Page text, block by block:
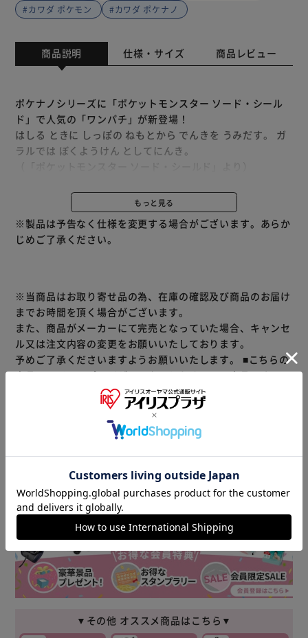
#カワダ ポケモン
#カワダ ポケナノ
商品説明 仕様・サイズ 商品レビュー
ポケナノシリーズに「ポケットモンスター ソード・シール
ド」で人気の「ワンパチ」が新登場！
はしる ときに しっぽの ねもとから でんきを うみだす。 ガ
ラルでは ぼくようけん としてにんき。
ナノブロック未経験者でも簡単に組み立てることができま
もっと見る
※製品は予告なく仕様を変更する場合がございます。あらか
じめご了承ください。
※当商品はお取り寄せ品の為、在庫の確認及び商品のお届け
までお時間を頂く場合がございます。
また、商品がメーカーにて完売となっていた場合、キャンセ
ル又は注文内容の変更をお願いいたしております。
予めご了承くださいますようお願いいたします。 ■こちらの
商品はアイリスプラザがセレクトしたオススメ商品です。
数量限定商品はご注文が完了しても完売になる場合がござい
ます。ご注文をいただいた後にお断りさせていただく場合が
ございますのでなにとぞご了承ください。
商品情報
▼その他 オススメ商品はこちら▼